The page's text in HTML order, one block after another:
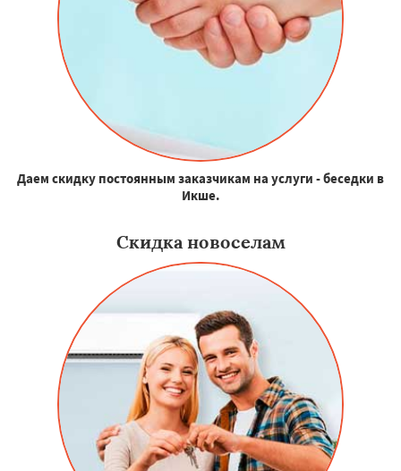
Даем скидку постоянным заказчикам на услуги - беседки в
Икше.
Скидка новоселам